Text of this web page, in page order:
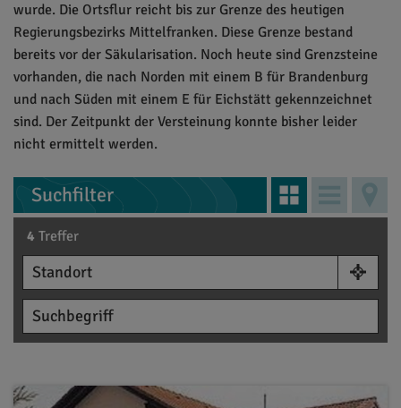
wurde. Die Ortsflur reicht bis zur Grenze des heutigen
Regierungsbezirks Mittelfranken. Diese Grenze bestand
bereits vor der Säkularisation. Noch heute sind Grenzsteine
vorhanden, die nach Norden mit einem B für Brandenburg
und nach Süden mit einem E für Eichstätt gekennzeichnet
sind. Der Zeitpunkt der Versteinung konnte bisher leider
nicht ermittelt werden.
Suchfilter
4 Treffer